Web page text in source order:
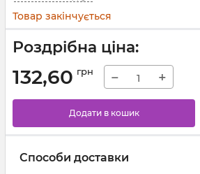
Товар закінчується
Роздрібна ціна:
132,60 грн − +
Додати в кошик
Способи доставки